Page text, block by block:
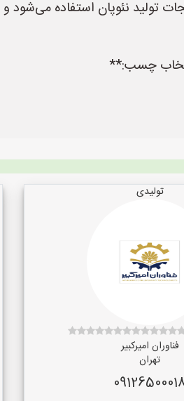
تولید نئوپان استفاده
چسب:**
تولیدی
فناوران امیرکبیر
تهران